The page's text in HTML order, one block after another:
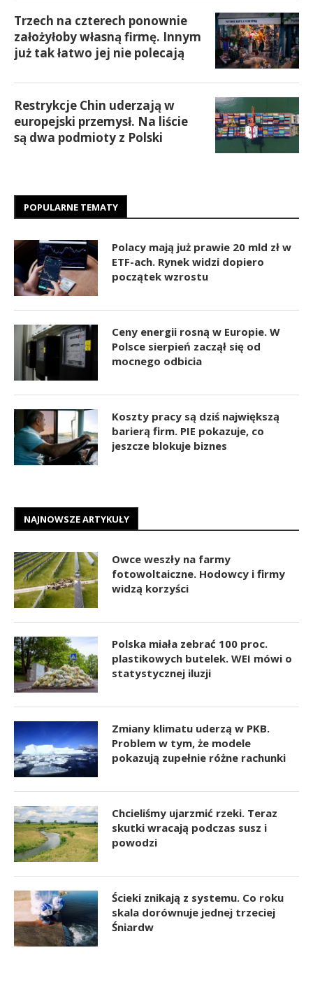
Trzech na czterech ponownie
założyłoby własną firmę. Innym
już tak łatwo jej nie polecają
Restrykcje Chin uderzają w
europejski przemysł. Na liście
są dwa podmioty z Polski
POPULARNE TEMATY
Polacy mają już prawie 20 mld zł w
ETF-ach. Rynek widzi dopiero
początek wzrostu
Ceny energii rosną w Europie. W
Polsce sierpień zaczął się od
mocnego odbicia
Koszty pracy są dziś największą
barierą firm. PIE pokazuje, co
jeszcze blokuje biznes
NAJNOWSZE ARTYKUŁY
Owce weszły na farmy
fotowoltaiczne. Hodowcy i firmy
widzą korzyści
Polska miała zebrać 100 proc.
plastikowych butelek. WEI mówi o
statystycznej iluzji
Zmiany klimatu uderzą w PKB.
Problem w tym, że modele
pokazują zupełnie różne rachunki
Chcieliśmy ujarzmić rzeki. Teraz
skutki wracają podczas susz i
powodzi
Ścieki znikają z systemu. Co roku
skala dorównuje jednej trzeciej
Śniardw